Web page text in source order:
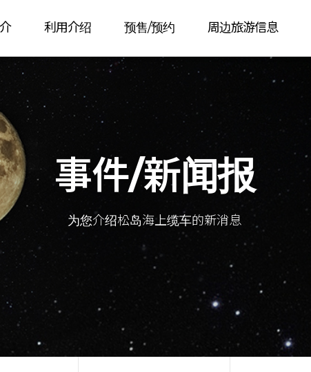
利用介绍 预售/预约 周边旅游信息
事件/新闻报
为您介绍松岛海上缆车的新消息